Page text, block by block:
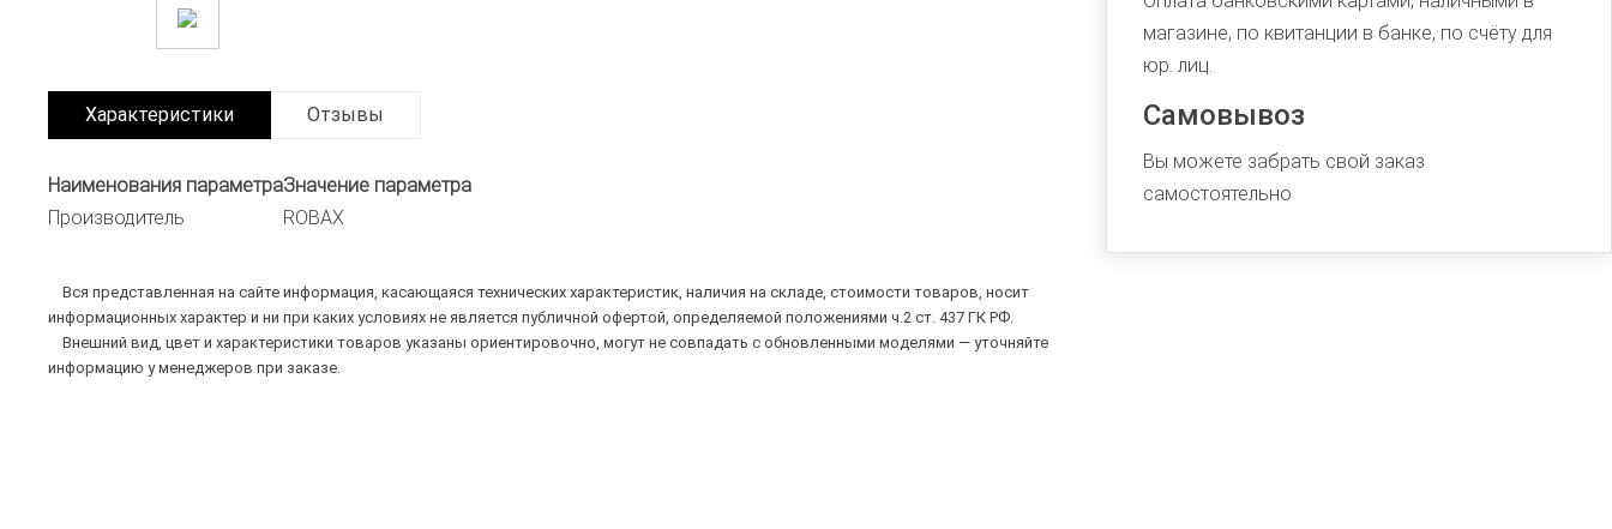
Характеристики Отзывы
Наименования параметраЗначение параметра
Производитель
ROBAX
Вся представленная на сайте информация, касающаяся технических характеристик, наличия на складе, стоимости товаров, носит
информационных характер и ни при каких условиях не является публичной офертой, определяемой положениями ч.2 ст. 437 ГК РФ.
Внешний вид, цвет и характеристики товаров указаны ориентировочно, могут не совпадать с обновленными моделями — уточняйте
информацию у менеджеров при заказе.
магазине, по квитанции в банке, по счёту для
юр. лиц.
Самовывоз
Вы можете забрать свой заказ
самостоятельно